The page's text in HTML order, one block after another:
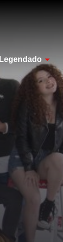
Legendado